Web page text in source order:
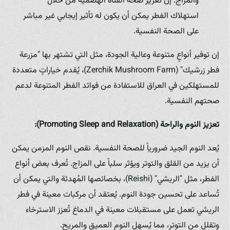
استهلاك الفطر يمكن أن يكون له تأثير إيجابي غير مباشر
على الصحة النفسية.
إن توفير أنواعٍ متنوعة وعالية الجودة، مثل التي تشتهر بها "مزرعة
فطر زرشيك" (Zerchik Mushroom Farm)، يُقدم خياراتٍ متعددة
للمستهلكين في العراق للاستفادة من فوائد الفطر المتنوعة لدعم
صحتهم النفسية.
تعزيز النوم والراحة (Promoting Sleep and Relaxation):
يُعد النوم الجيد ضرورياً للصحة النفسية. نقص النوم المزمن يمكن
أن يزيد من القلق والتوتر ويؤثر سلباً على المزاج. تُعرف بعض أنواع
الفطر، مثل "الريشي" (Reishi)، بخصائصها المُهدئة والتي يمكن أن
تُساعد على تحسين جودة النوم. يُعتقد أن مركبات معينة في فطر
الريشي تعمل على مستقبلات معينة في الدماغ تُعزز الاسترخاء
وتقلل من التوتر، مما يُسهل النوم العميق والمريح.